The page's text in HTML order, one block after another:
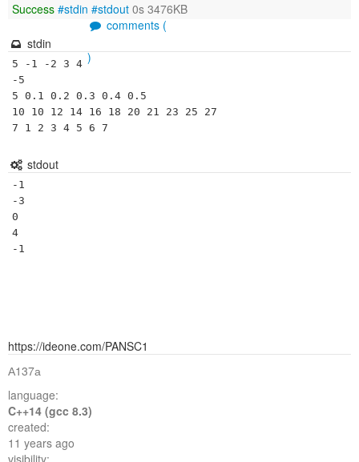
Success #stdin #stdout 0s 3476KB
comments (
)
stdin
5 -1 -2 3 4
-5
5 0.1 0.2 0.3 0.4 0.5
10 10 12 14 16 18 20 21 23 25 27
stdout
-1
-3
0
4
https://ideone.com/PANSC1
А137а
language:
C++14 (gcc 8.3)
created:
11 years ago
visibility: